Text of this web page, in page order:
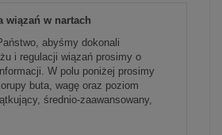
wiązań w nartach
abyśmy dokonali
i regulacji wiązań prosimy o
W polu poniżej prosimy
buta, wagę oraz poziom
średnio-zaawansowany,